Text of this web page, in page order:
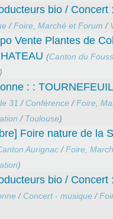
bio / Concert
/Foire, Marché et Forum /
Vente Plantes de
(Canton du
)
: :
31 / Conférence /Foire,
/ Toulouse)
Foire nature de la
Aurignac /Foire,
)
bio / Concert
/ Concert - musique /